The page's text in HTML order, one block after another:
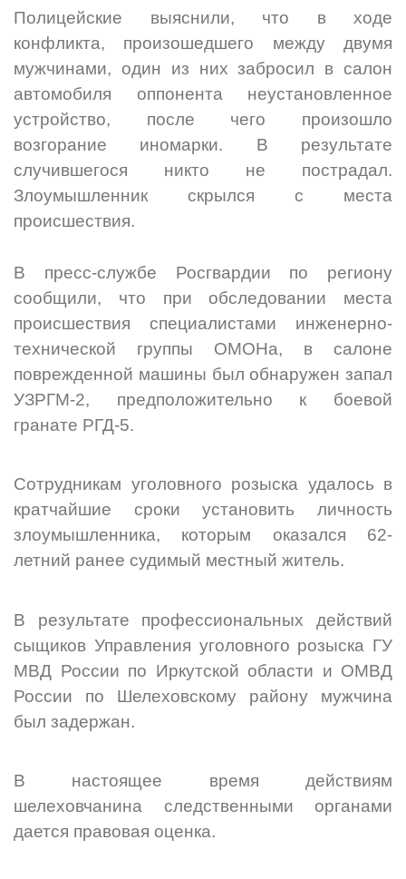
Полицейские выяснили, что в ходе
конфликта, произошедшего между двумя
мужчинами, один из них забросил в салон
автомобиля оппонента неустановленное
устройство, после чего произошло
возгорание иномарки. В результате
случившегося никто не пострадал.
Злоумышленник скрылся с места
происшествия.
В пресс-службе Росгвардии по региону
сообщили, что при обследовании места
происшествия специалистами инженерно-
технической группы ОМОНа, в салоне
поврежденной машины был обнаружен запал
УЗРГМ-2, предположительно к боевой
гранате РГД-5.
Сотрудникам уголовного розыска удалось в
кратчайшие сроки установить личность
злоумышленника, которым оказался 62-
летний ранее судимый местный житель.
В результате профессиональных действий
сыщиков Управления уголовного розыска ГУ
МВД России по Иркутской области и ОМВД
России по Шелеховскому району мужчина
был задержан.
В настоящее время действиям
шелеховчанина следственными органами
дается правовая оценка.